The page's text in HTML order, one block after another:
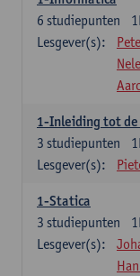
6 studiepunten
Lesgever(s):
1-Inleiding tot de
3 studiepunten
Lesgever(s):
1-Statica
3 studiepunten
Lesgever(s):